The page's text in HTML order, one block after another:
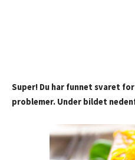
Super! Du har funnet svaret
problemer. Under bildet